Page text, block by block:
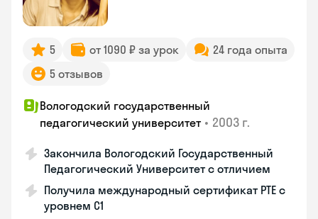
5 от 1090 ₽ за урок
24 года опыта
5 отзывов
Вологодский государственный
педагогический университет • 2003 г.
Закончила Вологодский Государственный
Педагогический Университет с отличием
Получила международный сертификат PTE с
уровнем C1